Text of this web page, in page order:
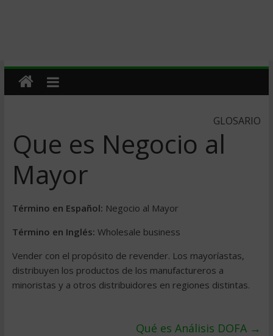
GLOSARIO
Que es Negocio al
Mayor
Término en Español: Negocio al Mayor
Término en Inglés: Wholesale business
Vender con el propósito de revender. Los mayoríastas,
distribuyen los productos de los manufactureros a
minoristas y a otros distribuidores en regiones distintas.
Qué es Análisis DOFA →